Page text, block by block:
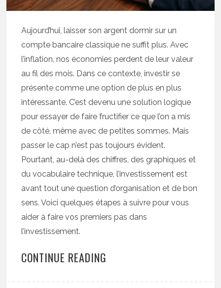
Aujourd’hui, laisser son argent dormir sur un
compte bancaire classique ne suffit plus. Avec
l’inflation, nos économies perdent de leur valeur
au fil des mois. Dans ce contexte, investir se
présente comme une option de plus en plus
intéressante. C’est devenu une solution logique
pour essayer de faire fructifier ce que l’on a mis
de côté, même avec de petites sommes. Mais
passer le cap n’est pas toujours évident.
Pourtant, au-delà des chiffres, des graphiques et
du vocabulaire technique, l’investissement est
avant tout une question d’organisation et de bon
sens. Voici quelques étapes à suivre pour vous
aider à faire vos premiers pas dans
l’investissement.
CONTINUE READING